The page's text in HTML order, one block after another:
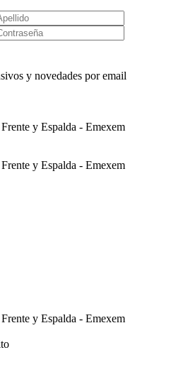
y novedades por email